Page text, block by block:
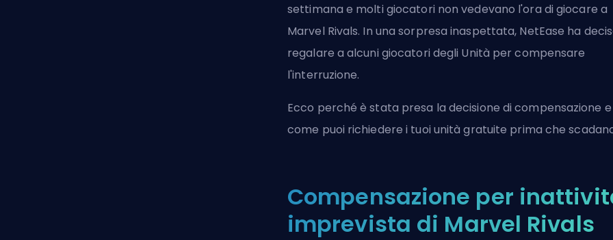
settimana e molti giocatori non vedevano l'ora di giocare a
Marvel Rivals. In una sorpresa inaspettata, NetEase ha
regalare a alcuni giocatori degli Unità per compensare
l'interruzione.
Ecco perché è stata presa la decisione di compensazione e
come puoi richiedere i tuoi unità gratuite prima che
Compensazione per
imprevista di Marvel Rivals